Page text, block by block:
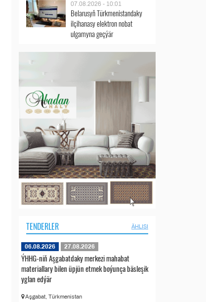
07.08.2026 - 10:01
Belarusyň Türkmenistandaky
ilçihanasy elektron nobat
ulgamyna geçýär
TENDERLER ÄHLISI
06.08.2026 27.08.2026
ÝHHG-niň Aşgabatdaky merkezi mahabat
materiallary bilen üpjün etmek boýunça bäsleşik
yglan edýär
Aşgabat, Türkmenistan